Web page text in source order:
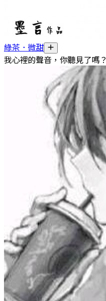
綠茶．微甜
我心裡的聲音，你聽見了嗎？